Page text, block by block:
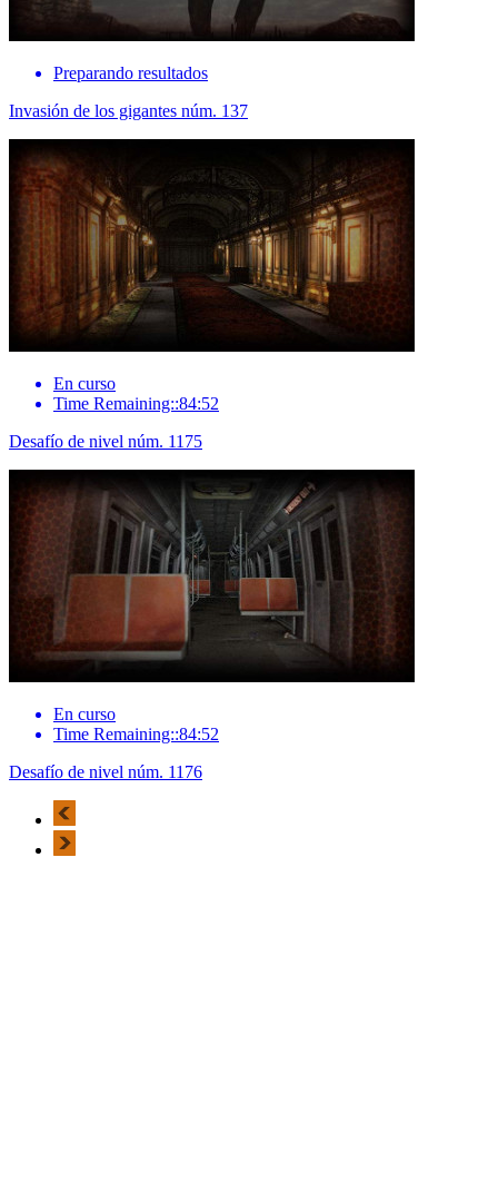
Preparando resultados
Invasión de los gigantes núm. 137
En curso
Time Remaining::84:52
Desafío de nivel núm. 1175
En curso
Time Remaining::84:52
Desafío de nivel núm. 1176